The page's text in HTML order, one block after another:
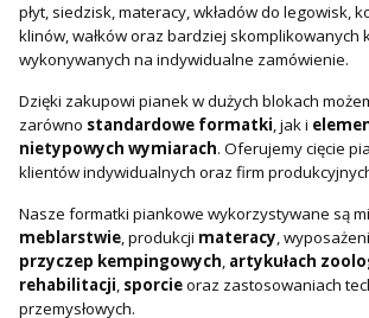
płyt, siedzisk, materacy, wkładów do legowisk,
klinów, wałków oraz bardziej skomplikowanych
wykonywanych na indywidualne zamówienie.
Dzięki zakupowi pianek w dużych blokach
zarówno standardowe formatki, jak i
nietypowych wymiarach. Oferujemy cięcie
klientów indywidualnych oraz firm
Nasze formatki piankowe wykorzystywane są
meblarstwie, produkcji materacy,
przyczep kempingowych, artykułach
rehabilitacji, sporcieoraz zastosowaniach
przemysłowych.